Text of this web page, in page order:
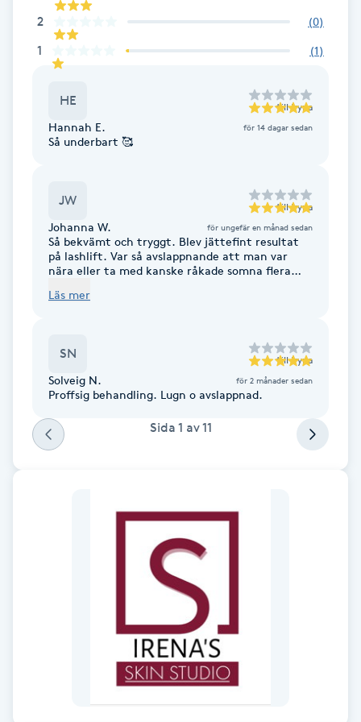
Face framing
Faceliftmassage
Fet hårbotten
Fettreducering
Fibromassage
Fotsvamp
Fotvård
Fransar
Fransborttagning
Fransförlängning Megavolym
2 (0)
1 (1)
HE till Iryna
Hannah E. för 14 dagar sedan
Så underbart 🥰
JW till Iryna
Johanna W. för ungefär en månad sedan
Så bekvämt och tryggt. Blev jättefint resultat
på lashlift. Var så avslappnande att man var
nära eller ta med kanske råkade somna flera
Läs mer
SN till Iryna
Solveig N. för 2 månader sedan
Proffsig behandling. Lugn o avslappnad.
Sida 1 av11